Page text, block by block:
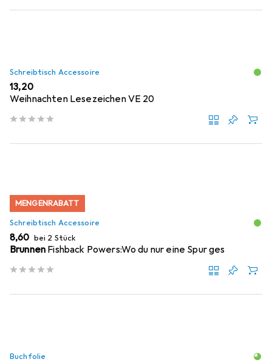
Schreibtisch Accessoire
EUR
13,20
Weihnachten Lesezeichen VE 20
MENGENRABATT
Schreibtisch Accessoire
EUR
8,60 bei 2 Stück
Brunnen Fishback Powers:Wo du nur eine Spur ges
Buchfolie